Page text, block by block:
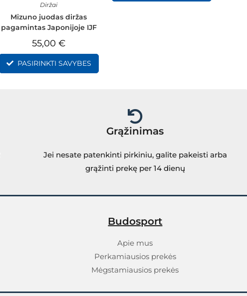
Diržai
Mizuno juodas diržas
pagamintas Japonijoje IJF
55,00€
PASIRINKTI SAVYBES
Grąžinimas
Jei nesate patenkinti pirkiniu, galite pakeisti arba
grąžinti prekę per 14 dienų
Budosport
Apie mus
Perkamiausios prekės
Mėgstamiausios prekės